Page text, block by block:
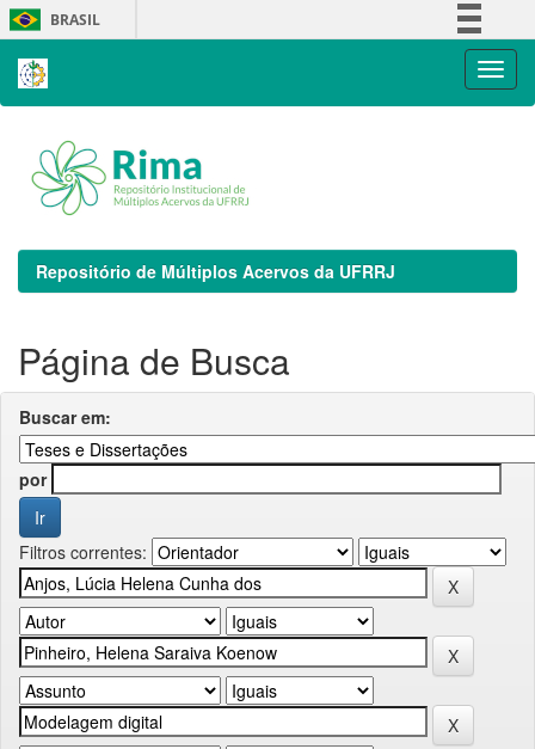
Skip
navigation
BRASIL
Repositório de Múltiplos Acervos da UFRRJ
Página de Busca
Buscar em:
por
Filtros correntes: